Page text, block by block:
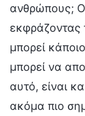
ανθρώπους;
εκφράζοντας
μπορεί
μπορεί να
αυτό, είναι
ακόμα πιο